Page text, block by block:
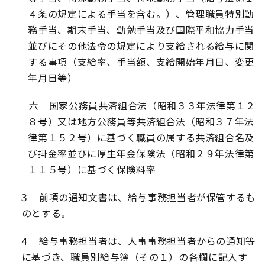
４条の規定による手当を含む。）、管理職員特別勤
務手当、期末手当、勤勉手当及び国際平和協力手当
並びにその他法令の規定により支給される給与に関
する事項（支給率、手当額、支給開始年月日、変更
年月日等）
六 国家公務員共済組合法（昭和３３年法律第１２
８号）又は地方公務員等共済組合法（昭和３７年法
律第１５２号）に基づく職員の属する共済組合名及
び掛金率並びに厚生年金保険法（昭和２９年法律第
１１５号）に基づく保険料率
３ 前項の通知文書は、給与事務担当者が保管するも
のとする。
４ 給与事務担当者は、人事事務担当者からの通知等
に基づき、職員別給与簿（その１）の各欄に記入す